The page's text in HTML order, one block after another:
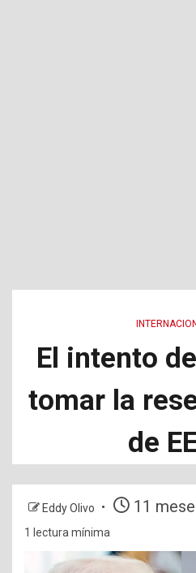
El intento
tomar la
de
Eddy Olivo 11
1 lectura mínima